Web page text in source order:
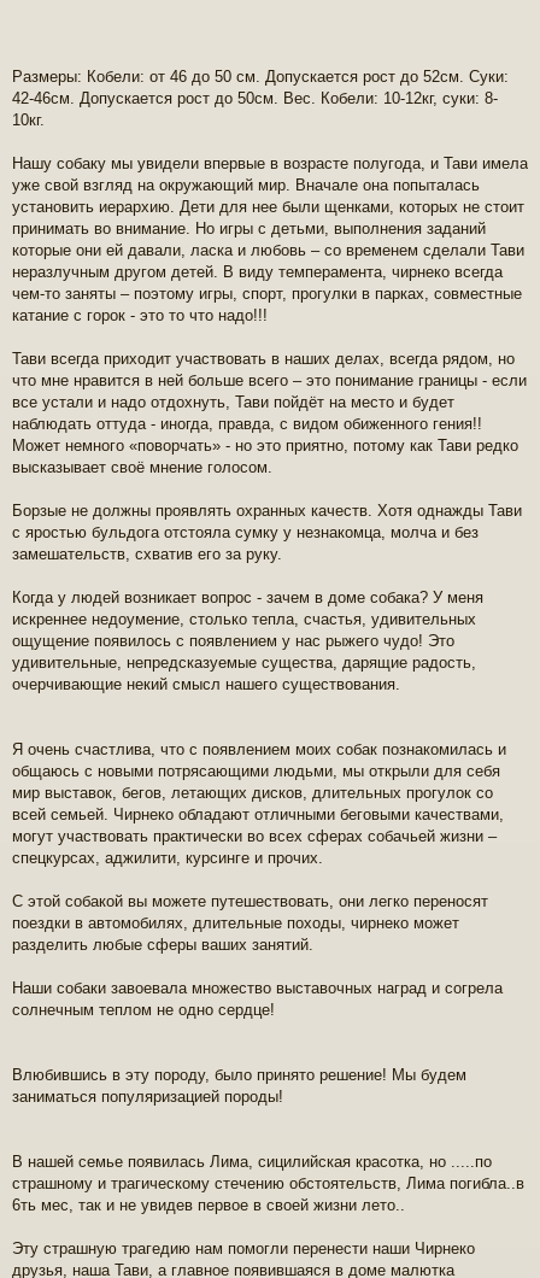
Размеры: Кобели: от 46 до 50 см. Допускается рост до 52см. Суки:
42-46см. Допускается рост до 50см. Вес. Кобели: 10-12кг, суки: 8-
10кг.
Нашу собаку мы увидели впервые в возрасте полугода, и Тави имела
уже свой взгляд на окружающий мир. Вначале она попыталась
установить иерархию. Дети для нее были щенками, которых не стоит
принимать во внимание. Но игры с детьми, выполнения заданий
которые они ей давали, ласка и любовь – со временем сделали Тави
неразлучным другом детей. В виду темперамента, чирнеко всегда
чем-то заняты – поэтому игры, спорт, прогулки в парках, совместные
катание с горок - это то что надо!!!
Тави всегда приходит участвовать в наших делах, всегда рядом, но
что мне нравится в ней больше всего – это понимание границы - если
все устали и надо отдохнуть, Тави пойдёт на место и будет
наблюдать оттуда - иногда, правда, с видом обиженного гения!!
Может немного «поворчать» - но это приятно, потому как Тави редко
высказывает своё мнение голосом.
Борзые не должны проявлять охранных качеств. Хотя однажды Тави
с яростью бульдога отстояла сумку у незнакомца, молча и без
замешательств, схватив его за руку.
Когда у людей возникает вопрос - зачем в доме собака? У меня
искреннее недоумение, столько тепла, счастья, удивительных
ощущение появилось с появлением у нас рыжего чудо! Это
удивительные, непредсказуемые существа, дарящие радость,
очерчивающие некий смысл нашего существования.
Я очень счастлива, что с появлением моих собак познакомилась и
общаюсь с новыми потрясающими людьми, мы открыли для себя
мир выставок, бегов, летающих дисков, длительных прогулок со
всей семьей. Чирнеко обладают отличными беговыми качествами,
могут участвовать практически во всех сферах собачьей жизни –
спецкурсах, аджилити, курсинге и прочих.
С этой собакой вы можете путешествовать, они легко переносят
поездки в автомобилях, длительные походы, чирнеко может
разделить любые сферы ваших занятий.
Наши собаки завоевала множество выставочных наград и согрела
солнечным теплом не одно сердце!
Влюбившись в эту породу, было принято решение! Мы будем
заниматься популяризацией породы!
В нашей семье появилась Лима, сицилийская красотка, но .....по
страшному и трагическому стечению обстоятельств, Лима погибла..в
6ть мес, так и не увидев первое в своей жизни лето..
Эту страшную трагедию нам помогли перенести наши Чирнеко
друзья, наша Тави, а главное появившаяся в доме малютка